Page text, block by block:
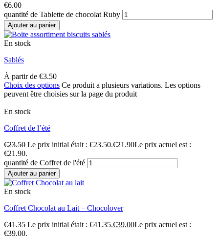
€6.00
quantité de Tablette de chocolat Ruby
Ajouter au panier
En stock
Sablés
À partir de €3.50
Choix des options Ce produit a plusieurs variations. Les options
peuvent être choisies sur la page du produit
En stock
Coffret de l’été
€23.50 Le prix initial était : €23.50.€21.90Le prix actuel est :
€21.90.
quantité de Coffret de l'été
Ajouter au panier
En stock
Coffret Chocolat au Lait – Chocolover
€41.35 Le prix initial était : €41.35.€39.00Le prix actuel est :
€39.00.